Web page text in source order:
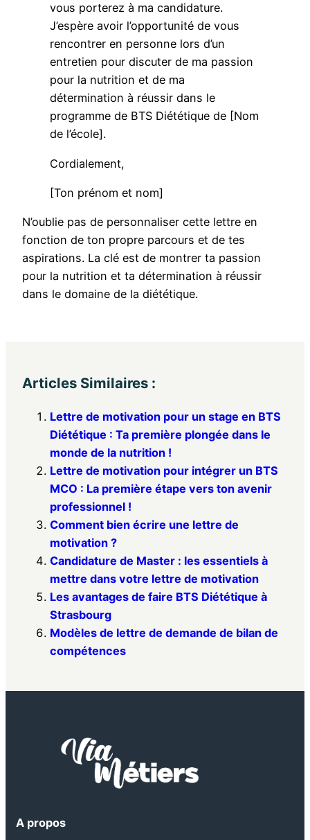
vous porterez à ma candidature.
J’espère avoir l’opportunité de vous
rencontrer en personne lors d’un
entretien pour discuter de ma passion
pour la nutrition et de ma
détermination à réussir dans le
programme de BTS Diététique de [Nom
de l’école].
Cordialement,
[Ton prénom et nom]
N’oublie pas de personnaliser cette lettre en
fonction de ton propre parcours et de tes
aspirations. La clé est de montrer ta passion
pour la nutrition et ta détermination à réussir
dans le domaine de la diététique.
Articles Similaires :
Lettre de motivation pour un stage en BTS
Diététique : Ta première plongée dans le
monde de la nutrition !
Lettre de motivation pour intégrer un BTS
MCO : La première étape vers ton avenir
professionnel !
Comment bien écrire une lettre de
motivation ?
Candidature de Master : les essentiels à
mettre dans votre lettre de motivation
Les avantages de faire BTS Diététique à
Strasbourg
Modèles de lettre de demande de bilan de
compétences
A propos